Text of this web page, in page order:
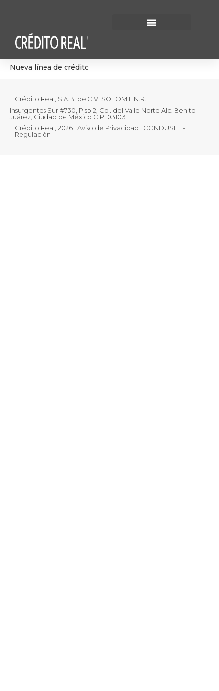
Nueva línea de crédito
Crédito Real, S.A.B. de C.V. SOFOM E.N.R.
Insurgentes Sur #730, Piso 2, Col. del Valle Norte Alc. Benito
Juárez, Ciudad de México C.P. 03103
Crédito Real, 2026 | Aviso de Privacidad | CONDUSEF -
Regulación